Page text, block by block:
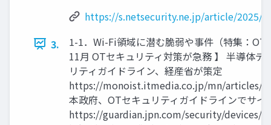
https://s.netsecurity.ne.jp/article/2025/
3.
1-1．Wi-Fi領域に潜む脆弱や事件（特集：OT
11月 OTセキュリティ対策が急務 】 半導体デ
リティガイドライン、経産省が策定
https://monoist.itmedia.co.jp/mn/articles/
本政府、OTセキュリティガイドラインでサイ
https://guardian.jpn.com/security/devices/